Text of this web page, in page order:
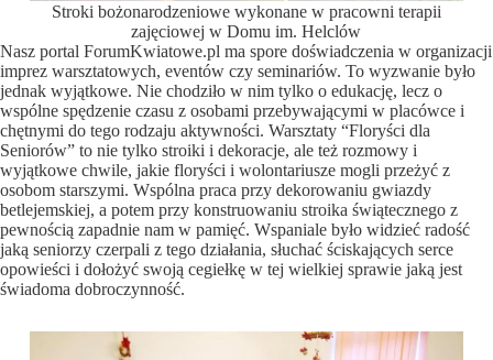
Stroki bożonarodzeniowe wykonane w pracowni terapii
zajęciowej w Domu im. Helclów
Nasz portal ForumKwiatowe.pl ma spore doświadczenia w organizacji
imprez warsztatowych, eventów czy seminariów. To wyzwanie było
jednak wyjątkowe. Nie chodziło w nim tylko o edukację, lecz o
wspólne spędzenie czasu z osobami przebywającymi w placówce i
chętnymi do tego rodzaju aktywności. Warsztaty “Floryści dla
Seniorów” to nie tylko stroiki i dekoracje, ale też rozmowy i
wyjątkowe chwile, jakie floryści i wolontariusze mogli przeżyć z
osobom starszymi. Wspólna praca przy dekorowaniu gwiazdy
betlejemskiej, a potem przy konstruowaniu stroika świątecznego z
pewnością zapadnie nam w pamięć. Wspaniale było widzieć radość
jaką seniorzy czerpali z tego działania, słuchać ściskających serce
opowieści i dołożyć swoją cegiełkę w tej wielkiej sprawie jaką jest
świadoma dobroczynność.